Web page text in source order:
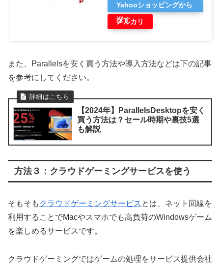
Yahooショッピングから
探す
メルカリ
また、Parallelsを安く買う方法や導入方法などは下の記事
を参考にしてください。
【2024年】ParallelsDesktopを安く
買う方法は？セール時期や裏技5選
も解説
方法３：クラウドゲーミングサービスを使う
そもそも クラウドゲーミングサービス とは、ネット回線を
利用することでMacやスマホでも高負荷のWindowsゲーム
を楽しめるサービスです。
クラウドゲーミングではゲームの処理をサービス提供会社